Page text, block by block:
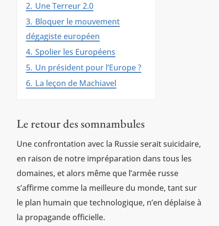
2. Une Terreur 2.0
3. Bloquer le mouvement
dégagiste européen
4. Spolier les Européens
5. Un président pour l’Europe ?
6. La leçon de Machiavel
Le retour des somnambules
Une confrontation avec la Russie serait suicidaire,
en raison de notre impréparation dans tous les
domaines, et alors même que l’armée russe
s’affirme comme la meilleure du monde, tant sur
le plan humain que technologique, n’en déplaise à
la propagande officielle.